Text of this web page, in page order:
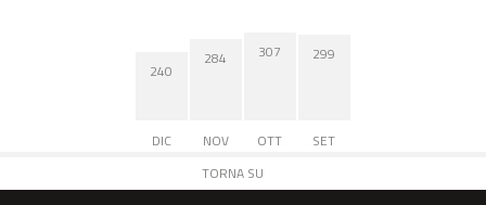
240
DIC
284
NOV
307
OTT
299
SET
TORNA SU